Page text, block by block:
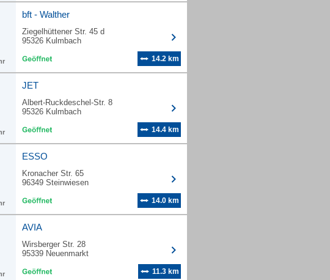
bft - Walther
Ziegelhüttener Str. 45 d
95326 Kulmbach
14.2 km
JET
Albert-Ruckdeschel-Str. 8
95326 Kulmbach
14.4 km
ESSO
Kronacher Str. 65
96349 Steinwiesen
14.0 km
AVIA
Wirsberger Str. 28
95339 Neuenmarkt
11.3 km